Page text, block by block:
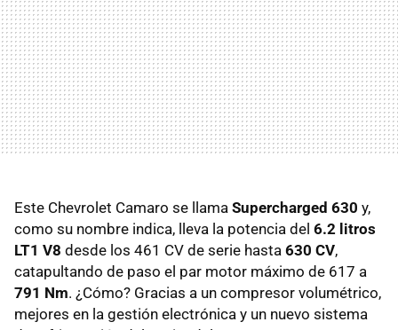
Este Chevrolet Camaro se llama Supercharged 630 y,
como su nombre indica, lleva la potencia del 6.2 litros
LT1 V8 desde los 461 CV de serie hasta 630 CV,
catapultando de paso el par motor máximo de 617 a
791 Nm. ¿Cómo? Gracias a un compresor volumétrico,
mejores en la gestión electrónica y un nuevo sistema